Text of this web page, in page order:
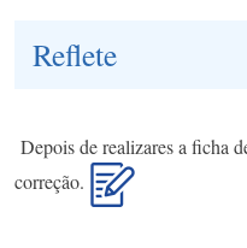
Reflete
Depois de realizares a ficha
correção.